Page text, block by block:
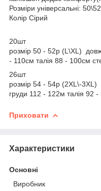
Розміри універсальні:
Колір Сірий
20шт
розмір 50 - 52р (L\XL)
- 110см талія 88 - 100см
26шт
розмір 54 - 54р (2XL\-3XL)
груди 112 - 122м талія 92
Приховати
Характеристики
Основні
Виробник